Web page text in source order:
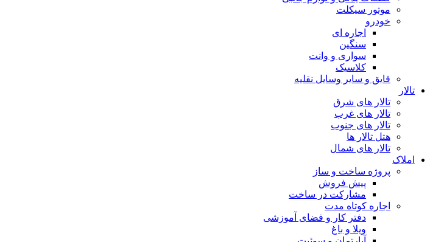
موتور سیکلت
خودرو
اجاره ای
سنگین
سواری و وانت
کلاسیک
قایق و سایر وسایل نقلیه
تالار
تالار های شرق
تالار های غرب
تالار های جنوب
هتل تالار ها
تالار های شمال
املاک
پروژه ساخت و ساز
پیش فروش
مشارکت در ساخت
اجاره کوتاه مدت
دفتر کار و فضای آموزشی
ویلا و باغ